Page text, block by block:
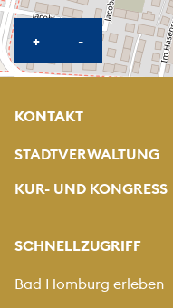
+KARTE
-KARTE
KONTAKT
STADTVERWALTUNG
KUR- UND KONGRESS
SCHNELLZUGRIFF
Bad Homburg erleben